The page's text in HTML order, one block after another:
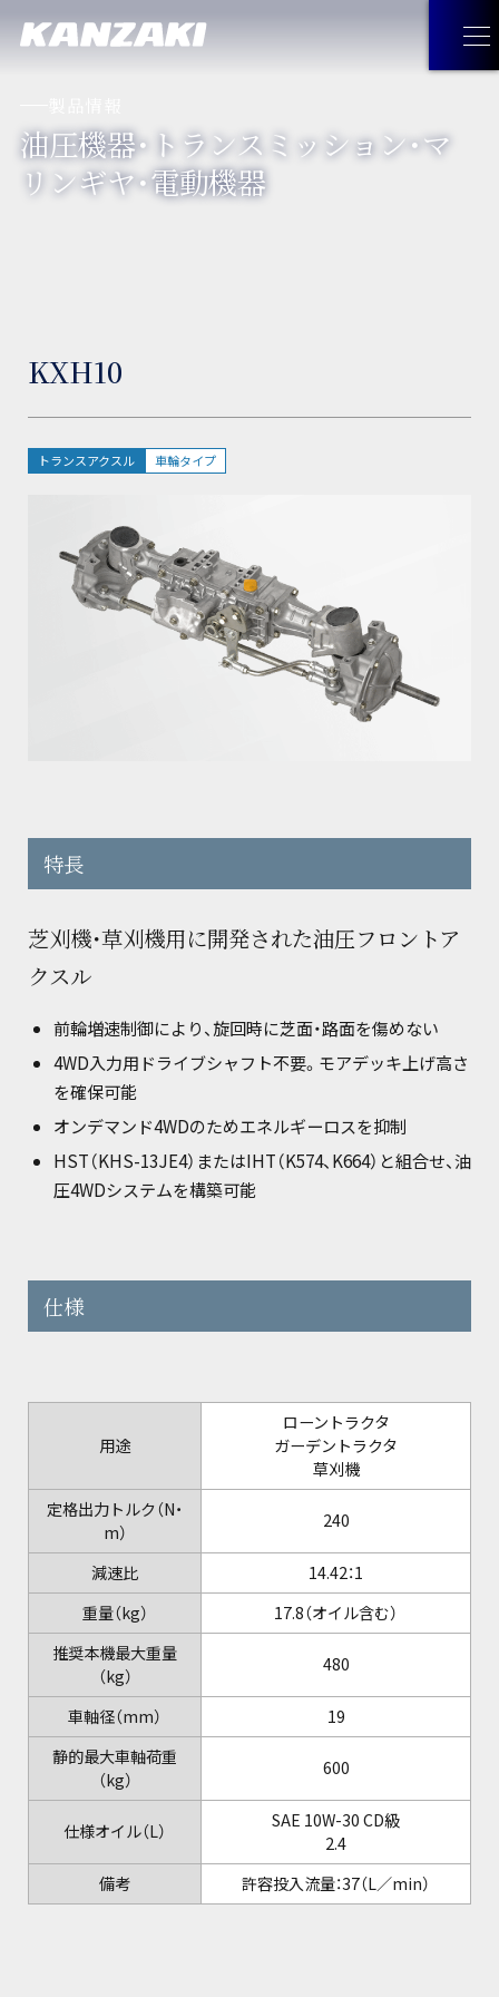
製品情報
見つけてみよう！神崎製品
製品カタログダウンロード
トップメッセージ
経営理念
沿革
お問い合わせ
お問い合わせ トップ
油圧機器・トランスミッション・
マリンギヤ・電動機器に関する
お問い合わせ
工作機械に関するお問い合わせ
その他のお問い合わせ
JA
油圧機器・トランスミッション・マ
リンギヤ・電動機器
KXH10
トランスアクスル 車輪タイプ
特長
芝刈機・草刈機用に開発された油圧フロントア
クスル
前輪増速制御により、旋回時に芝面・路面を傷めない
4WD入力用ドライブシャフト不要。モアデッキ上げ高さ
を確保可能
オンデマンド4WDのためエネルギーロスを抑制
HST（KHS-13JE4）またはIHT（K574、K664）と組合せ、油
圧4WDシステムを構築可能
仕様
用途
ローントラクタ
ガーデントラクタ
草刈機
定格出力トルク（N・
m）
240
減速比
14.42：1
重量（kg）
17.8（オイル含む）
推奨本機最大重量
（kg）
480
車軸径（mm）
19
静的最大車軸荷重
（kg）
600
仕様オイル（L）
SAE 10W-30 CD級
2.4
備考
許容投入流量：37（L／min）